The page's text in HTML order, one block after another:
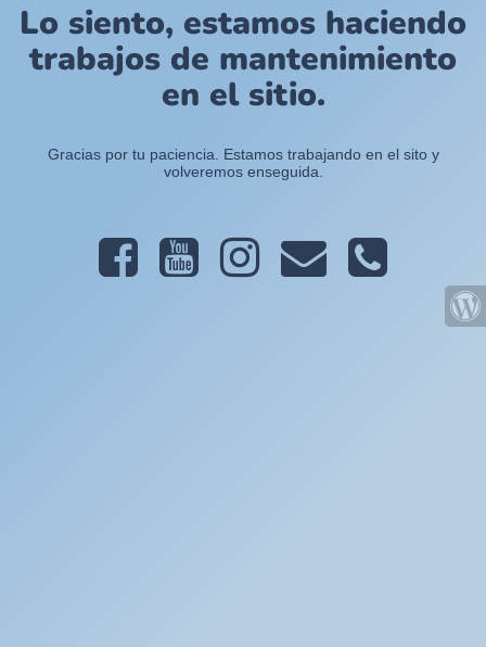
Lo siento, estamos haciendo
trabajos de mantenimiento
en el sitio.
Gracias por tu paciencia. Estamos trabajando en el sito y
volveremos enseguida.